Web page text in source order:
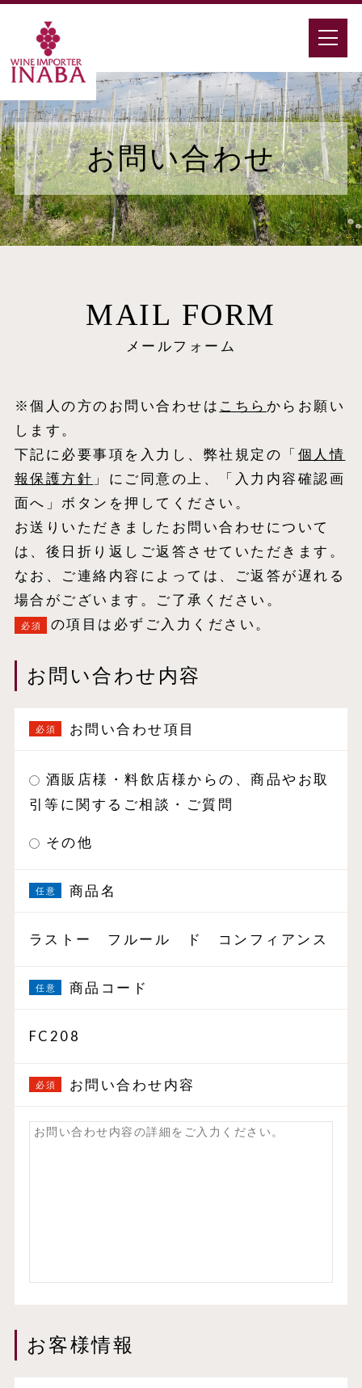
お問い合わせ
MAIL FORM
メールフォーム
※個人の方のお問い合わせは こちら からお願い
します。
下記に必要事項を入力し、弊社規定の「個⼈情
報保護⽅針 」にご同意の上、「入力内容確認画
面へ」ボタンを押してください。
お送りいただきましたお問い合わせについて
は、後日折り返しご返答させていただきます。
なお、ご連絡内容によっては、ご返答が遅れる
場合がございます。ご了承ください。
必須 の項目は必ずご入力ください。
お問い合わせ内容
お問い合わせ項目
酒販店様・料飲店様からの、商品やお取
引等に関するご相談・ご質問
その他
商品名
ラストー フルール ド コンフィアンス
商品コード
FC208
お問い合わせ内容
お客様情報